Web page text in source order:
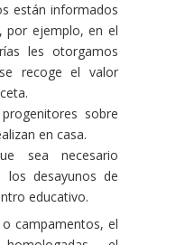
están informados
por ejemplo, en el
les otorgamos
recoge el valor
sobre
en casa.
sea necesario
los desayunos de
educativo.
campamentos, el